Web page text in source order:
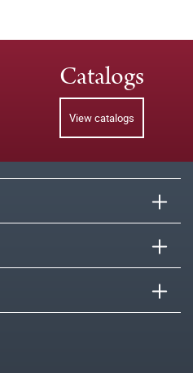
Catalogs
View catalogs